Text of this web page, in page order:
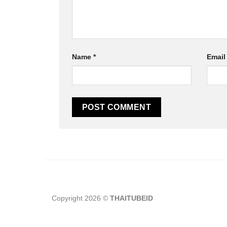
Name * Email
Copyright 2026 © THAITUBEID